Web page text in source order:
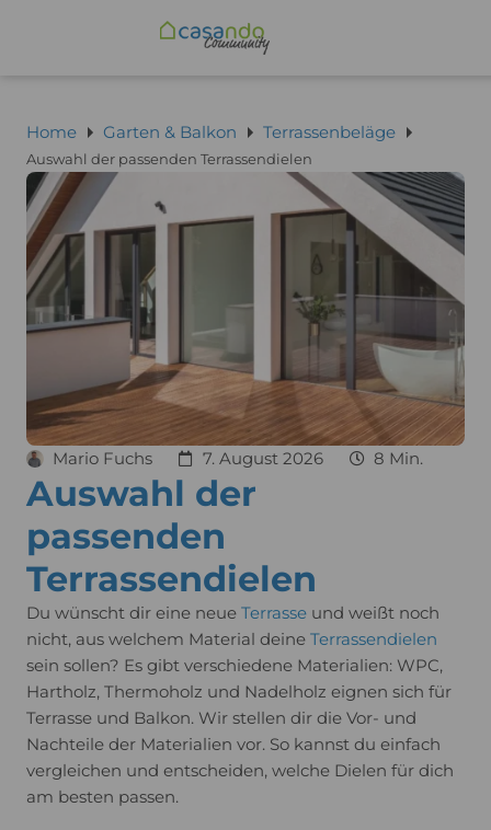
Home Garten & Balkon Terrassenbeläge
Auswahl der passenden Terrassendielen
Auswahl der
passenden
Terrassendielen
Mario Fuchs 7. August 2026 8 Min.
Du wünscht dir eine neue Terrasse und weißt noch
nicht, aus welchem Material deine Terrassendielen
sein sollen? Es gibt verschiedene Materialien: WPC,
Hartholz, Thermoholz und Nadelholz eignen sich für
Terrasse und Balkon. Wir stellen dir die Vor- und
Nachteile der Materialien vor. So kannst du einfach
vergleichen und entscheiden, welche Dielen für dich
am besten passen.